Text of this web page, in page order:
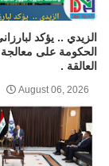
الزيدي .. يؤكد
الحكومة على
العالقة .
August 06, 2026